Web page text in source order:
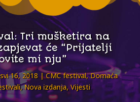
Tri mušketira na
će “Prijatelji
mi nju”
svi 16, 2018 CMC festival,Domaća
,Nova izdanja,Vijesti